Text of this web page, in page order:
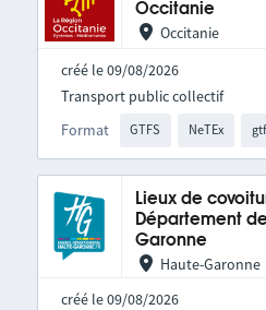
Occitanie
Occitanie
créé le 09/08/2026
Format GTFS NeTEx
Transport public collectif
Lieux de
Département
Garonne
Haute-Garonne
créé le 09/08/2026